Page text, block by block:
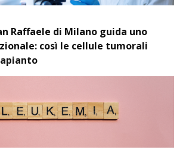
Raffaele di Milano guida uno
così le cellule tumorali